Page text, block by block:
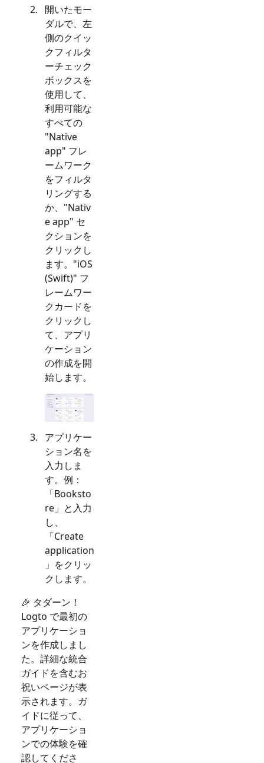
開いたモー
ダルで、左
側のクイッ
クフィルタ
ーチェック
ボックスを
使用して、
利用可能な
すべての
"Native
app" フレ
ームワーク
をフィルタ
リングする
か、"Nativ
e app" セ
クションを
クリックし
ます。"iOS
(Swift)" フ
レームワー
クカードを
クリックし
て、アプリ
ケーション
の作成を開
始します。
アプリケー
ション名を
入力しま
す。例：
「Booksto
re」と入力
し、
「Create
application
」をクリッ
クします。
🎉 タダーン！
Logto で最初の
アプリケーショ
ンを作成しまし
た。詳細な統合
ガイドを含むお
祝いページが表
示されます。ガ
イドに従って、
アプリケーショ
ンでの体験を確
認してくださ